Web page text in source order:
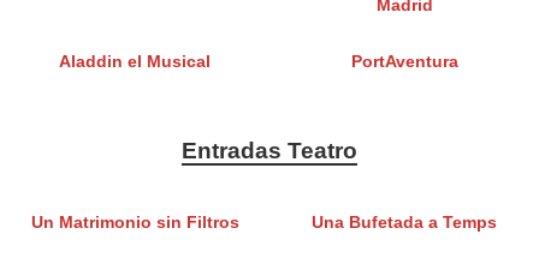
Madrid
Aladdin el Musical PortAventura
Entradas Teatro
Un Matrimonio sin Filtros Una Bufetada a Temps